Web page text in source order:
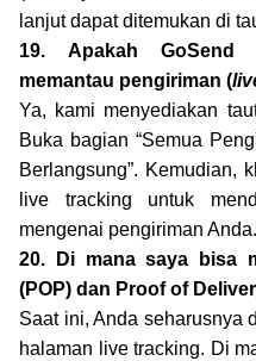
lanjut dapat ditemukan di
19. Apakah GoSend
memantau pengiriman (
Ya, kami menyediakan
Buka bagian “Semua
Berlangsung”. Kemudian,
live tracking untuk
mengenai pengiriman Anda.
20. Di mana saya bisa
(POP) dan Proof of
Saat ini, Anda seharusnya
halaman live tracking. Di